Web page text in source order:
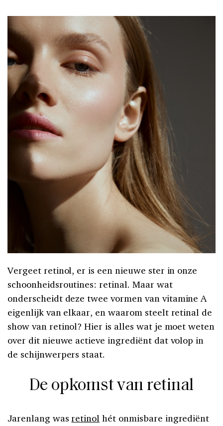
Vergeet retinol, er is een nieuwe ster in onze
schoonheidsroutines: retinal. Maar wat
onderscheidt deze twee vormen van vitamine A
eigenlijk van elkaar, en waarom steelt retinal de
show van retinol? Hier is alles wat je moet weten
over dit nieuwe actieve ingrediënt dat volop in
de schijnwerpers staat.
De opkomst van retinal
Jarenlang wasretinol hét onmisbare ingrediënt